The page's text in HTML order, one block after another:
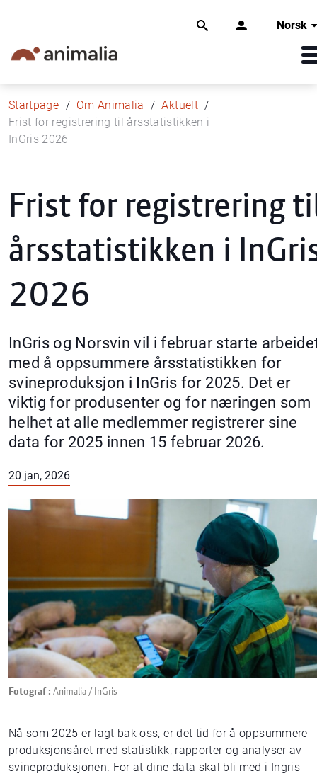
Norsk
Startpage Om Animalia
Aktuelt
Frist for registrering til årsstatistikken i
InGris 2026
Frist for registrering
årsstatistikken i
2026
InGris og Norsvin vil i februar starte
med å oppsummere årsstatistikken for
svineproduksjon i InGris for 2025. Det er
viktig for produsenter og for næringen som
helhet at alle medlemmer registrerer sine
data for 2025 innen 15 februar 2026.
20 jan, 2026
Fotograf : Animalia / InGris
Nå som 2025 er lagt bak oss, er det tid for å oppsummere
produksjonsåret med statistikk, rapporter og analyser av
svineproduksjonen. For at dine data skal bli med i Ingris